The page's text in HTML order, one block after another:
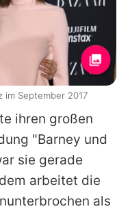
ihren großen
"Barney und
sie gerade
arbeitet die
als
im September 2017